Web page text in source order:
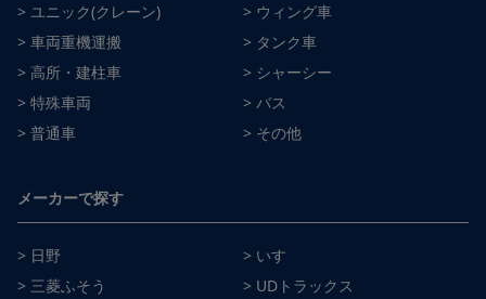
> ユニック(クレーン)
> ウィング車
> 車両重機運搬
> タンク車
> 高所・建柱車
> シャーシー
> 特殊車両
> バス
> 普通車
> その他
メーカーで探す
> 日野
> いすゞ
> 三菱ふそう
> UDトラックス